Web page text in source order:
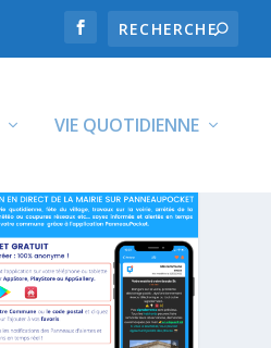
VIE QUOTIDIENNE